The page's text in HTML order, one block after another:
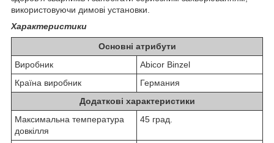
використовуючи димові установки.
Характеристики
Основні атрибути
Виробник
Abicor Binzel
Країна виробник
Германия
Додаткові характеристики
Максимальна температура
довкілля
45 град.